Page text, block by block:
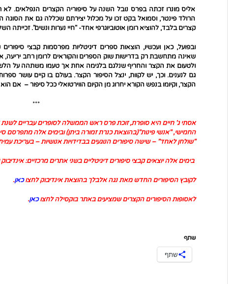
אליס מונרו זכתה בפרס נובל השנה על סיפוריה הקצרים הנפלאים. לא
הרולד פינטר, וסמואל בקט זכו על מכלול יצירתם שכללה גם את הסוגה
קצרים בלבד, להוציא רומן אוטוביוגרפי אחד- "חיי נערות ונשים". זכייתה
ובפועל, כאן ועכשיו, הוצאות ספרים דיגיטליות מפרסמות קבצי
שאינה מתחשבת רק בדרישות שוק הספרים והקוראים לרומן רחב
ולטעום את הקצר והחריף שנלגם בלגימה אחת אך טעמו משתהה על
גם לנענים. וכך, יש לקוות, ינצל הסיפור הקצר. בעולם בו קיים עושר
הקצר, וקיומו בנפש הקורא יחרוג מן הקיום הווירטואלי ככל סיפור – אם
***
אסתי ג' חיים
החמישי, "אנשי פינות"(בהוצאת כנרת זמורה ביתן) ובימים אלה מתפרסם
"שולחן לאחד" – שישה סיפורים הנוגעים בבדידויות אנושיות – בעריכת
בימים אלה יוצאים קבצי סיפורים דיגיטליים בשני אתרים מרכזיים:
לקובץ הסיפורים החדש מאת נגה אלבלך בהוצאת אינדיבוק לחצוכאן.
לאסופות הסיפורים הקצרים שמציעים באתר בוקסילה לחצוכאן.
שתף
שתף